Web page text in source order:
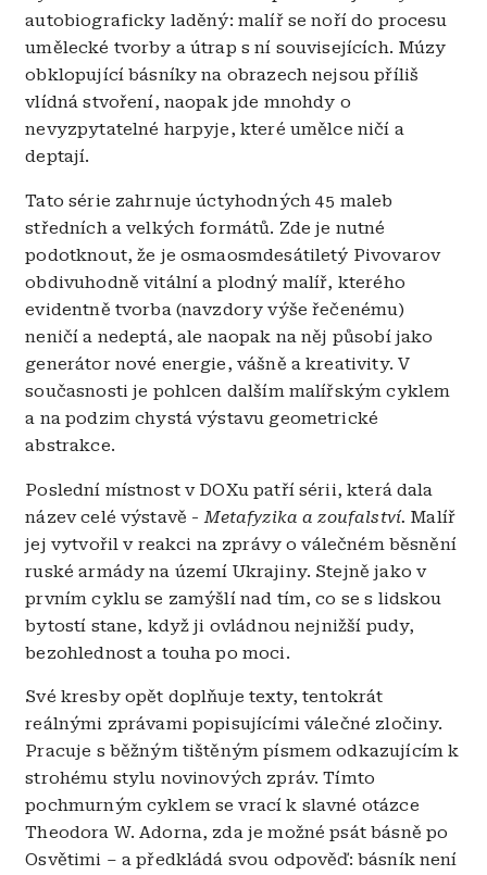
autobiograficky laděný: malíř se noří do procesu
umělecké tvorby a útrap s ní souvisejících. Múzy
obklopující básníky na obrazech nejsou příliš
vlídná stvoření, naopak jde mnohdy o
nevyzpytatelné harpyje, které umělce ničí a
deptají.
Tato série zahrnuje úctyhodných 45 maleb
středních a velkých formátů. Zde je nutné
podotknout, že je osmaosmdesátiletý Pivovarov
obdivuhodně vitální a plodný malíř, kterého
evidentně tvorba (navzdory výše řečenému)
neničí a nedeptá, ale naopak na něj působí jako
generátor nové energie, vášně a kreativity. V
současnosti je pohlcen dalším malířským cyklem
a na podzim chystá výstavu geometrické
abstrakce.
Poslední místnost v DOXu patří sérii, která dala
název celé výstavě - Metafyzika a zoufalství. Malíř
jej vytvořil v reakci na zprávy o válečném běsnění
ruské armády na území Ukrajiny. Stejně jako v
prvním cyklu se zamýšlí nad tím, co se s lidskou
bytostí stane, když ji ovládnou nejnižší pudy,
bezohlednost a touha po moci.
Své kresby opět doplňuje texty, tentokrát
reálnými zprávami popisujícími válečné zločiny.
Pracuje s běžným tištěným písmem odkazujícím k
strohému stylu novinových zpráv. Tímto
pochmurným cyklem se vrací k slavné otázce
Theodora W. Adorna, zda je možné psát básně po
Osvětimi – a předkládá svou odpověď: básník není